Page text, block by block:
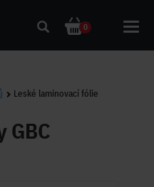
0
Leské laminovací fólie
GBC